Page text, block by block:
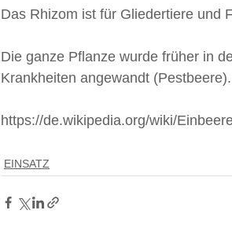
Das Rhizom ist für Gliedertiere und
Die ganze Pflanze wurde früher in
Krankheiten angewandt (Pestbeere).
https://de.wikipedia.org/wiki/
EINSATZ